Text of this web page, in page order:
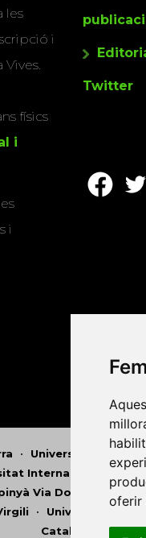
oferir
les
i
físics
i
i
Twitter
• Universitat
Internacional de
Via Domitia •
• Universitat de
Catalunya